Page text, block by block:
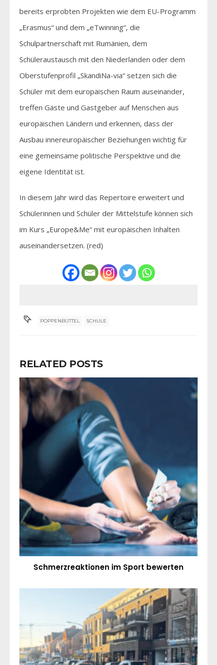
bereits erprobten Projekten wie dem EU-Programm
„Erasmus“ und dem „eTwinning“, die
Schulpartnerschaft mit Rumänien, dem
Schüleraustausch mit den Niederlanden oder dem
Oberstufenprofil „SkandiNa-via“ setzen sich die
Schüler mit dem europäischen Raum auseinander,
treffen Gäste und Gastgeber auf Menschen aus
europäischen Ländern und erkennen, dass der
Ausbau innereuropäischer Beziehungen wichtig für
eine gemeinsame politische Perspektive und die
eigene Identität ist.
In diesem Jahr wird das Repertoire erweitert und
Schülerinnen und Schüler der Mittelstufe können sich
im Kurs „Europe&Me“ mit europäischen Inhalten
auseinandersetzen. (red)
POPPENBÜTTEL SCHULE
RELATED POSTS
Schmerzreaktionen im Sport bewerten